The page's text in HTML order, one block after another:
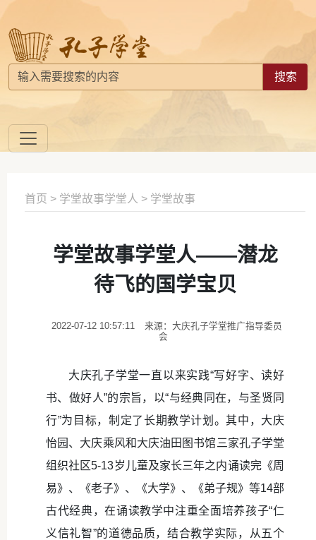
搜索
首页 > 学堂故事学堂人 > 学堂故事
学堂故事学堂人——潜龙
待飞的国学宝贝
2022-07-12 10:57:11
来源：大庆孔子学堂推广指导委员
会
大庆孔子学堂一直以来实践“写好字、读好
书、做好人”的宗旨，以“与经典同在，与圣贤同
行”为目标，制定了长期教学计划。其中，大庆
怡园、大庆乘风和大庆油田图书馆三家孔子学堂
组织社区5-13岁儿童及家长三年之内诵读完《周
易》、《老子》、《大学》、《弟子规》等14部
古代经典，在诵读教学中注重全面培养孩子“仁
义信礼智”的道德品质，结合教学实际，从五个